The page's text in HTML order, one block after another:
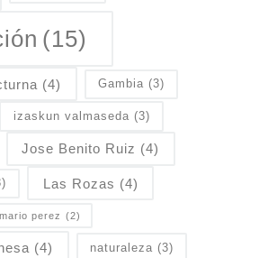
(15)
(4) Gambia (3)
izaskun valmaseda (3)
Jose Benito Ruiz (4)
Las Rozas (4)
mario perez (2)
(4) naturaleza (3)